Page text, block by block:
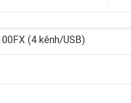
(4 kênh/USB)